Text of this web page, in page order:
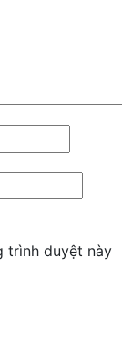
trình duyệt này